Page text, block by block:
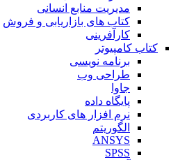
مدیریت منابع انسانی
کتاب های بازاریابی و فروش
کارآفرینی
کتاب کامپیوتر
برنامه نویسی
طراحی وب
جاوا
پایگاه داده
نرم افزار های کاربردی
الگوریتم
ANSYS
SPSS